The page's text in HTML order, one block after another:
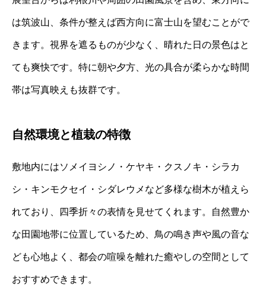
は筑波山、条件が整えば西方向に富士山を望むことがで
きます。視界を遮るものが少なく、晴れた日の景色はと
ても爽快です。特に朝や夕方、光の具合が柔らかな時間
帯は写真映えも抜群です。
自然環境と植栽の特徴
敷地内にはソメイヨシノ・ケヤキ・クスノキ・シラカ
シ・キンモクセイ・シダレウメなど多様な樹木が植えら
れており、四季折々の表情を見せてくれます。自然豊か
な田園地帯に位置しているため、鳥の鳴き声や風の音な
ども心地よく、都会の喧噪を離れた癒やしの空間として
おすすめできます。